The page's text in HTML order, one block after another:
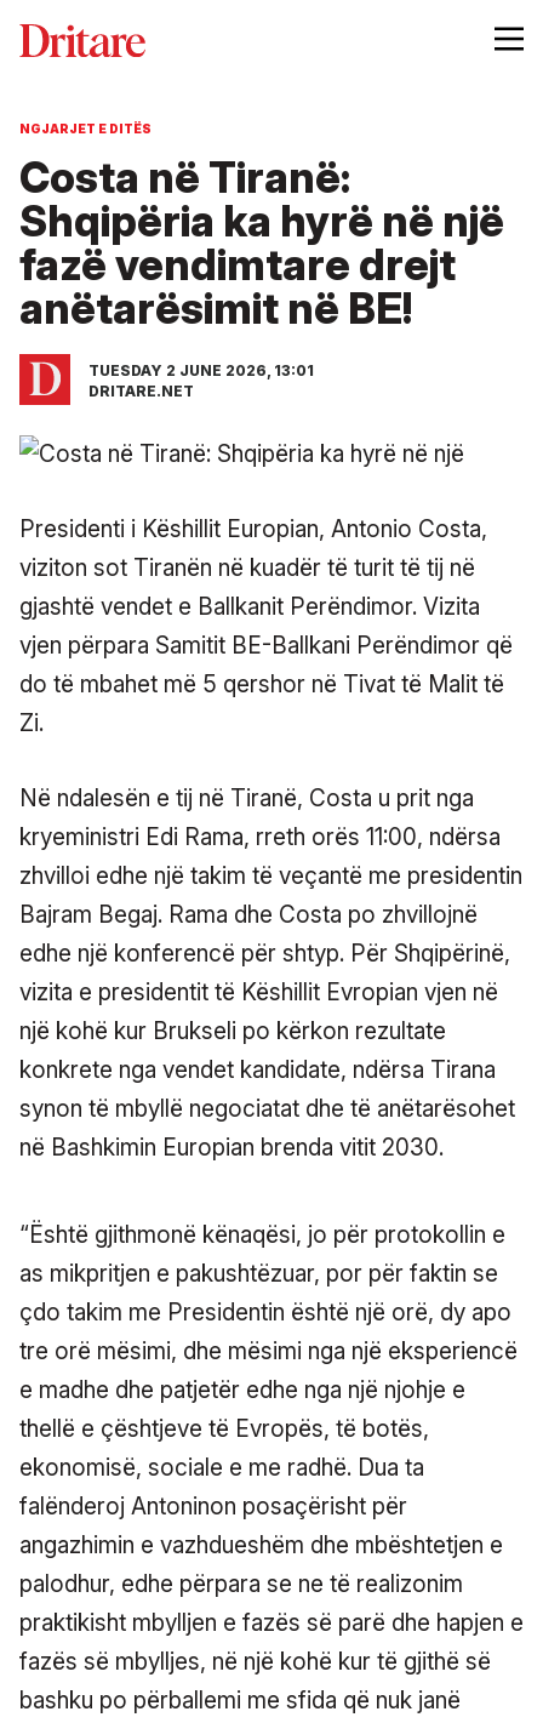
NGJARJET E DITËS
Costa në Tiranë:
Shqipëria ka hyrë në një
fazë vendimtare drejt
anëtarësimit në BE!
TUESDAY 2 JUNE 2026, 13:01
DRITARE.NET
Presidenti i Këshillit Europian, Antonio Costa,
viziton sot Tiranën në kuadër të turit të tij në
gjashtë vendet e Ballkanit Perëndimor. Vizita
vjen përpara Samitit BE-Ballkani Perëndimor që
do të mbahet më 5 qershor në Tivat të Malit të
Zi.
Në ndalesën e tij në Tiranë, Costa u prit nga
kryeministri Edi Rama, rreth orës 11:00, ndërsa
zhvilloi edhe një takim të veçantë me presidentin
Bajram Begaj. Rama dhe Costa po zhvillojnë
edhe një konferencë për shtyp. Për Shqipërinë,
vizita e presidentit të Këshillit Evropian vjen në
një kohë kur Brukseli po kërkon rezultate
konkrete nga vendet kandidate, ndërsa Tirana
synon të mbyllë negociatat dhe të anëtarësohet
në Bashkimin Europian brenda vitit 2030.
“Është gjithmonë kënaqësi, jo për protokollin e
as mikpritjen e pakushtëzuar, por për faktin se
çdo takim me Presidentin është një orë, dy apo
tre orë mësimi, dhe mësimi nga një eksperiencë
e madhe dhe patjetër edhe nga një njohje e
thellë e çështjeve të Evropës, të botës,
ekonomisë, sociale e me radhë. Dua ta
falënderoj Antoninon posaçërisht për
angazhimin e vazhdueshëm dhe mbështetjen e
palodhur, edhe përpara se ne të realizonim
praktikisht mbylljen e fazës së parë dhe hapjen e
fazës së mbylljes, në një kohë kur të gjithë së
bashku po përballemi me sfida që nuk janë